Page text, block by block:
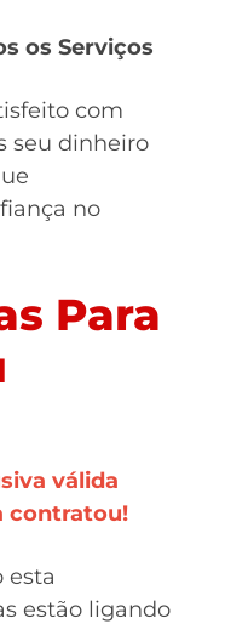
os Serviços
com
seu dinheiro
no
Para
válida
contratou!
esta
estão ligando